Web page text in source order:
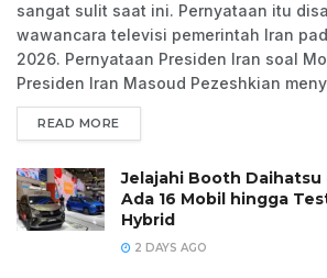
sangat sulit saat ini. Pernyataan itu
wawancara televisi pemerintah Iran
2026. Pernyataan Presiden Iran soal
Presiden Iran Masoud Pezeshkian
READ MORE
Jelajahi Booth Daihatsu
Ada 16 Mobil hingga
Hybrid
2 DAYS AGO